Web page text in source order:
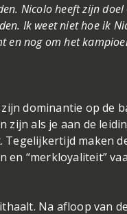
Nicolo heeft zijn doel
Ik weet niet hoe ik
en nog om het
dominantie op de
zijn als je aan de
maken
en “merkloyaliteit”
Na afloop van